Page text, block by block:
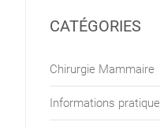
CATÉGORIES
Chirurgie Mammaire
Informations